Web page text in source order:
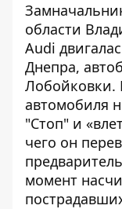
области
Audi
Днепра,
Лобойковки.
автомобиля
"Стоп" и
чего он
момент